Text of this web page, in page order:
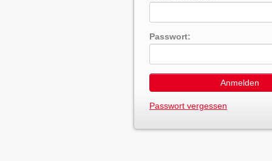
Passwort:
Anmelden
Passwort vergessen